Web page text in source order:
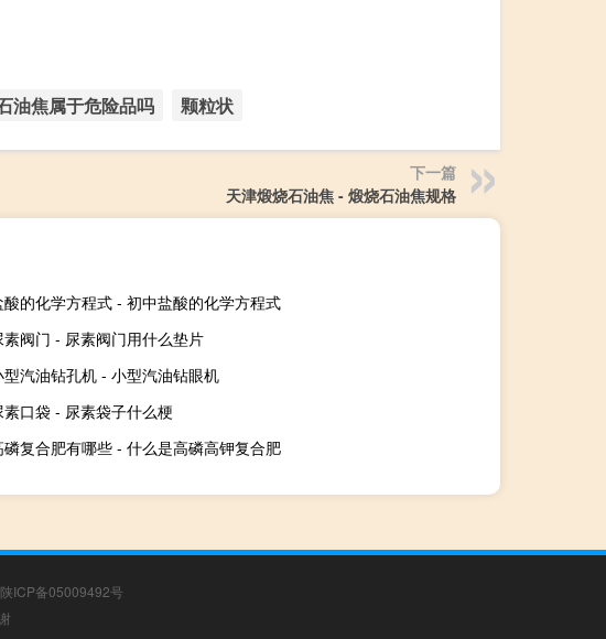
油焦属于危险品吗 颗粒状
下一篇
天津煅烧石油焦 - 煅烧石油焦规格
酸的化学方程式 - 初中盐酸的化学方程式
素阀门 - 尿素阀门用什么垫片
型汽油钻孔机 - 小型汽油钻眼机
素口袋 - 尿素袋子什么梗
磷复合肥有哪些 - 什么是高磷高钾复合肥
陕ICP备05009492号